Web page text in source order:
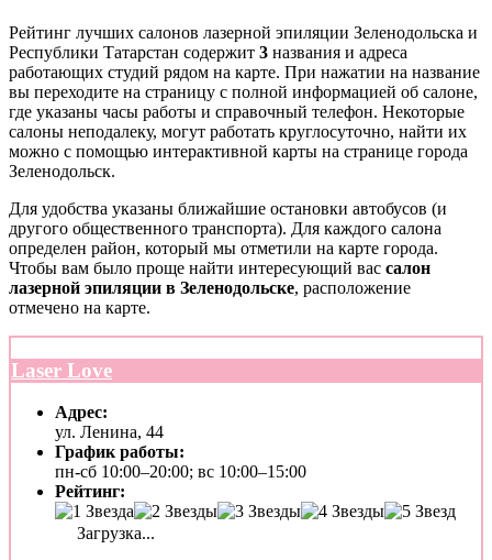
Рейтинг лучших салонов лазерной эпиляции Зеленодольска и
Республики Татарстан содержит 3 названия и адреса
работающих студий рядом на карте. При нажатии на название
вы переходите на страницу с полной информацией об салоне,
где указаны часы работы и справочный телефон. Некоторые
салоны неподалеку, могут работать круглосуточно, найти их
можно с помощью интерактивной карты на странице города
Зеленодольск.
Для удобства указаны ближайшие остановки автобусов (и
другого общественного транспорта). Для каждого салона
определен район, который мы отметили на карте города.
Чтобы вам было проще найти интересующий вас салон
лазерной эпиляции в Зеленодольске, расположение
отмечено на карте.
Laser Love
Адрес:
ул. Ленина, 44
График работы:
пн-сб 10:00–20:00; вс 10:00–15:00
Рейтинг:
Загрузка...